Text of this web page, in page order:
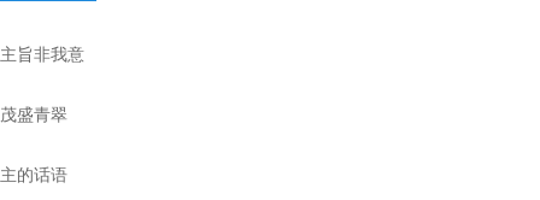
主旨非我意
茂盛青翠
主的话语